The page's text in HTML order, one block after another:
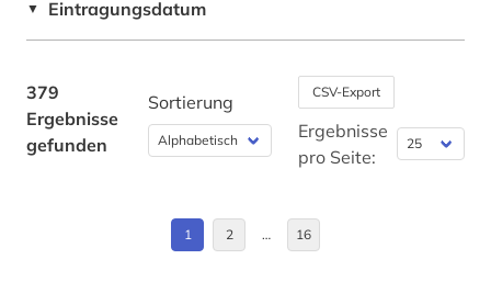
autografen (1)
autographen (1)
avantgarde (1)
baden-württemberg (5)
Deutschland (47)
Europa (17)
Frankreich (10)
▼ Eintragungsdatum
379
Ergebnisse
gefunden
Sortierung CSV-Export
Ergebnisse
pro Seite:
1 2 … 16